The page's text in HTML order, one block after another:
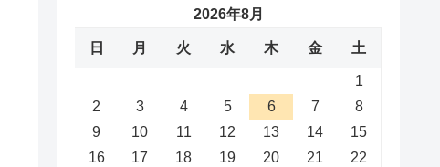
2026年8月
日 月 火 水 木 金 土
1
2
3 4 5 6 7
8
9
10 11 12 13 14
15
16
17 18 19 20 21
22